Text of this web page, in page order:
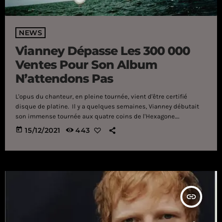
NEWS
Vianney Dépasse Les 300 000
Ventes Pour Son Album
N’attendons Pas
L'opus du chanteur, en pleine tournée, vient d'être certifié
disque de platine. Il y a quelques semaines, Vianney débutait
son immense tournée aux quatre coins de l'Hexagone.
L'occasion pour lui de retrouver les nombreux fans qui sont
parvenus à obtenir des places avant que la quasi totalité de ses
today 15/12/2021 443
insert_link